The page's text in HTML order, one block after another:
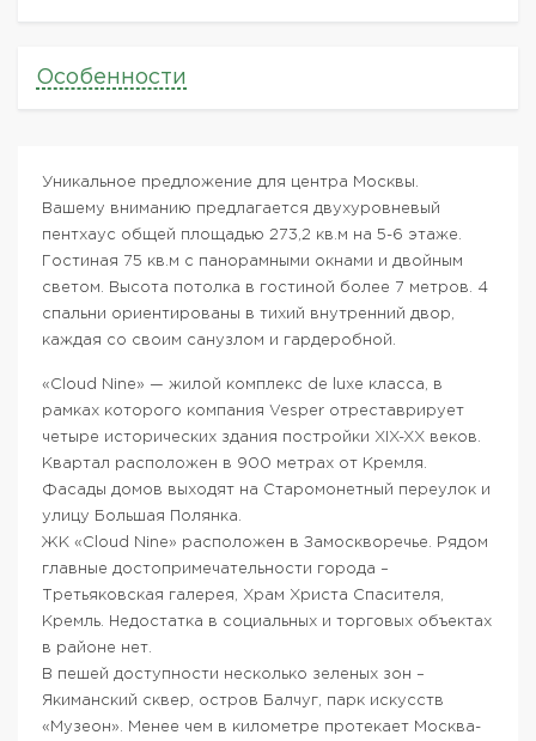
Особенности
Уникальное предложение для центра Москвы.
Вашему вниманию предлагается двухуровневый
пентхаус общей площадью 273,2 кв.м на 5-6 этаже.
Гостиная 75 кв.м с панорамными окнами и двойным
светом. Высота потолка в гостиной более 7 метров. 4
спальни ориентированы в тихий внутренний двор,
каждая со своим санузлом и гардеробной.
«Cloud Nine» — жилой комплекс de luxe класса, в
рамках которого компания Vesper отреставрирует
четыре исторических здания постройки XIX-XX веков.
Квартал расположен в 900 метрах от Кремля.
Фасады домов выходят на Старомонетный переулок и
улицу Большая Полянка.
ЖК «Cloud Nine» расположен в Замоскворечье. Рядом
главные достопримечательности города –
Третьяковская галерея, Храм Христа Спасителя,
Кремль. Недостатка в социальных и торговых объектах
в районе нет.
В пешей доступности несколько зеленых зон –
Якиманский сквер, остров Балчуг, парк искусств
«Музеон». Менее чем в километре протекает Москва-